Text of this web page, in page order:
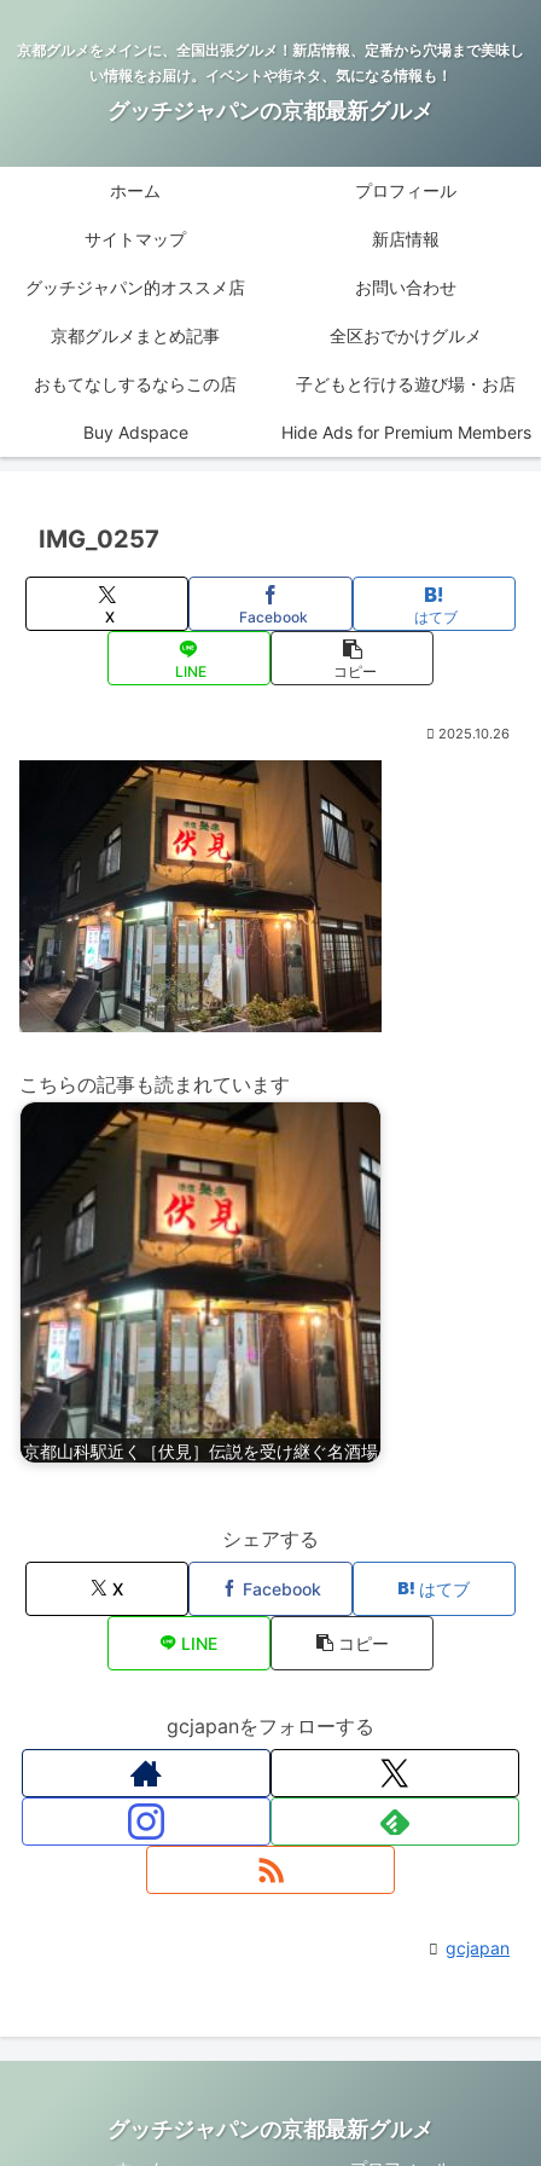
京都グルメをメインに、全国出張グルメ！新店情報、定番から穴場まで美味し
い情報をお届け。イベントや街ネタ、気になる情報も！
グッチジャパンの京都最新グルメ
ホーム プロフィール
サイトマップ 新店情報
グッチジャパン的オススメ店 お問い合わせ
京都グルメまとめ記事 全区おでかけグルメ
おもてなしするならこの店 子どもと行ける遊び場・お店
Buy Adspace Hide Ads for Premium Members
IMG_0257
X Facebook はてブ
LINE コピー
2025.10.26
こちらの記事も読まれています
京都山科駅近く［伏見］伝説を受け継ぐ名酒場
シェアする
X Facebook はてブ
LINE コピー
gcjapanをフォローする
gcjapan
グッチジャパンの京都最新グルメ